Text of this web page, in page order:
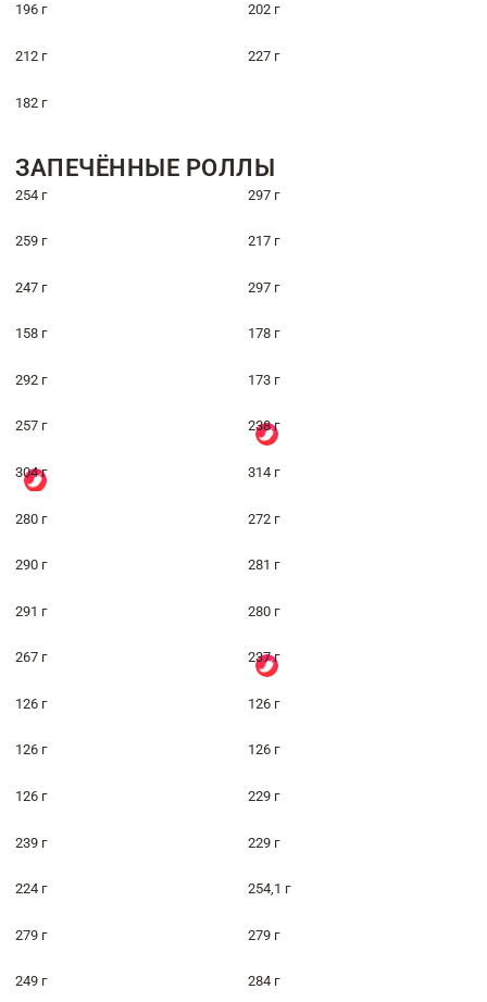
196 г 202 г
212 г 227 г
182 г
ЗАПЕЧЁННЫЕ РОЛЛЫ
254 г 297 г
259 г 217 г
247 г 297 г
158 г 178 г
292 г 173 г
257 г 238 г
304 г 314 г
280 г 272 г
290 г 281 г
291 г 280 г
267 г 237 г
126 г 126 г
126 г 126 г
126 г 229 г
239 г 229 г
224 г 254,1 г
279 г 279 г
249 г 284 г